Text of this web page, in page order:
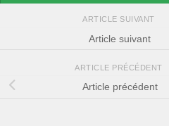
ARTICLE SUIVANT
Article suivant
ARTICLE PRÉCÉDENT
Article précédent